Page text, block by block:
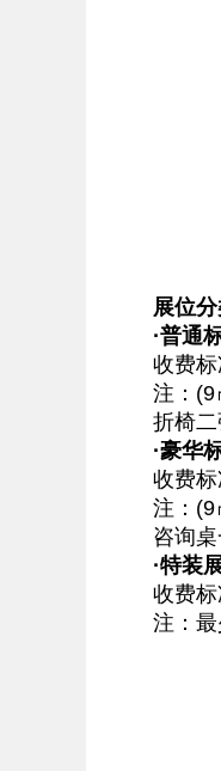
展位分
·普通标
收费标准
注：(9㎡
折椅二张
·豪华
收费标准
注：(9㎡
咨询桌一
·特装
收费标准
注：最少